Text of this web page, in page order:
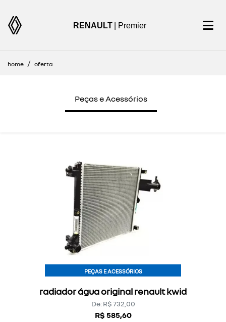
RENAULT | Premier
home oferta
Peças e Acessórios
radiador água original renault kwid
PEÇAS E ACESSÓRIOS
De: R$ 732,00
R$ 585,60